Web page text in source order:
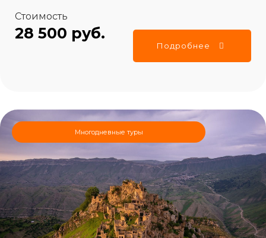
Стоимость
28 500 руб.
Подробнее
Многодневные туры